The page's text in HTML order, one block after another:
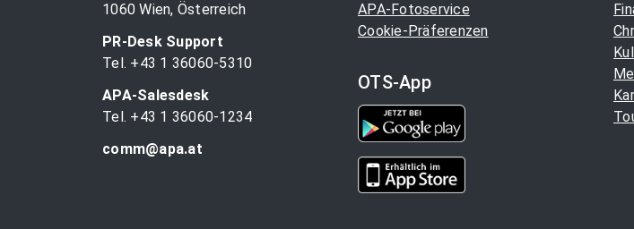
1060 Wien, Österreich
PR-Desk Support
Tel. +43 1 36060-5310
APA-Salesdesk
Tel. +43 1 36060-1234
comm@apa.at
APA-Fotoservice
Cookie-Präferenzen
OTS-App